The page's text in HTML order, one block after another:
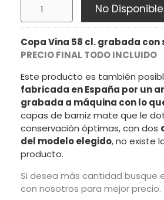
No Disponible
Copa Vina 58 cl. grabada
PRECIO FINAL TODO INCLUIDO
Este producto es también
fabricada en España por un
grabada a máquina con lo
capas de barniz mate que le
conservación óptimas, con dos
del modelo elegido, no existe
producto.
Si desea más cantidad busque
con nosotros para mejor precio.